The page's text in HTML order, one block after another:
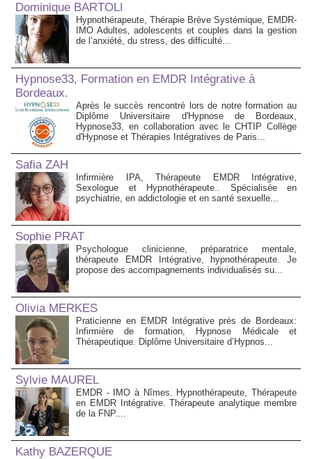
Dominique BARTOLI
Hypnothérapeute, Thérapie Brève Systémique, EMDR-
IMO Adultes, adolescents et couples dans la gestion
de l’anxiété, du stress, des difficulté...
Hypnose33, Formation en EMDR Intégrative à
Bordeaux.
Après le succès rencontré lors de notre formation au
Diplôme Universitaire d'Hypnose de Bordeaux,
Hypnose33, en collaboration avec le CHTIP Collège
d'Hypnose et Thérapies Intégratives de Paris...
Safia ZAH
Infirmière IPA, Thérapeute EMDR Intégrative,
Sexologue et Hypnothérapeute.. Spécialisée en
psychiatrie, en addictologie et en santé sexuelle...
Sophie PRAT
Psychologue clinicienne, préparatrice mentale,
thérapeute EMDR Intégrative, hypnothérapeute. Je
propose des accompagnements individualisés su...
Olivia MERKES
Praticienne en EMDR Intégrative près de Bordeaux:
Infirmière de formation, Hypnose Médicale et
Thérapeutique. Diplôme Universitaire d’Hypnos...
Sylvie MAUREL
EMDR - IMO à Nîmes. Hypnothérapeute, Thérapeute
en EMDR Intégrative. Thérapeute analytique membre
de la FNP....
Kathy BAZERQUE